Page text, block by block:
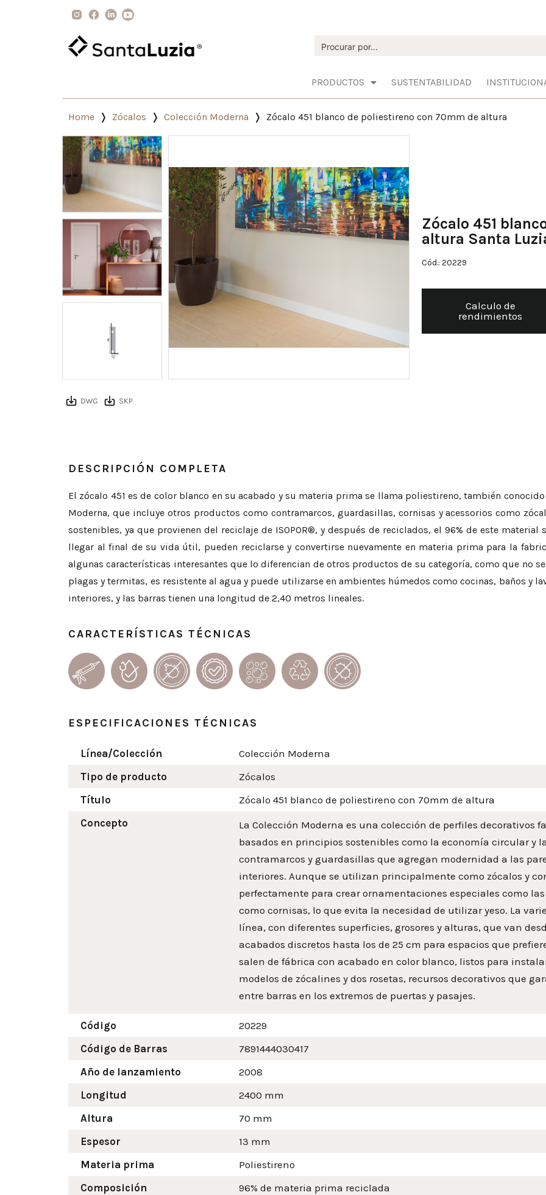
PRODUCTOS SUSTENTABILIDAD
Home Zócalos Colección Moderna Zócalo 451 blanco de poliestireno con 70mm de altura
Zócalo 451
altura Santa
Cód.: 20229
Calculo de
rendimientos
DESCRIPCIÓN COMPLETA
El zócalo 451 es de color blanco en su acabado y su materia prima se llama poliestireno, también
Moderna, que incluye otros productos como contramarcos, guardasillas, cornisas y acessorios como
sostenibles, ya que provienen del reciclaje de ISOPOR®, y después de reciclados, el 96% de este
llegar al final de su vida útil, pueden reciclarse y convertirse nuevamente en materia prima para la
algunas características interesantes que lo diferencian de otros productos de su categoría, como que no
plagas y termitas, es resistente al agua y puede utilizarse en ambientes húmedos como cocinas, baños y
interiores, y las barras tienen una longitud de 2,40 metros lineales.
CARACTERÍSTICAS TÉCNICAS
ESPECIFICACIONES TÉCNICAS
Línea/Colección
Colección Moderna
Tipo de producto
Zócalos
Título
Zócalo 451 blanco de poliestireno con 70mm de altura
Concepto
La Colección Moderna es una colección de perfiles decorativos
basados en principios sostenibles como la economía circular y
contramarcos y guardasillas que agregan modernidad a las
interiores. Aunque se utilizan principalmente como zócalos y
perfectamente para crear ornamentaciones especiales como
como cornisas, lo que evita la necesidad de utilizar yeso. La
línea, con diferentes superficies, grosores y alturas, que van
acabados discretos hasta los de 25 cm para espacios que
salen de fábrica con acabado en color blanco, listos para
modelos de zócalines y dos rosetas, recursos decorativos que
entre barras en los extremos de puertas y pasajes.
Código
20229
Código de Barras
7891444030417
Año de lanzamiento
2008
Longitud
2400 mm
Altura
70 mm
Espesor
13 mm
Materia prima
Poliestireno
Composición
96% de materia prima reciclada